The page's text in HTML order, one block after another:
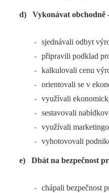
d) Vykonávat
- sjednávali odbyt
- připravili podklad
- kalkulovali cenu
- orientovali se v
- využívali
- sestavovali
- využívali
- vyhotovovali
e) Dbát na bezpečnost
-
chápali bezpečnost